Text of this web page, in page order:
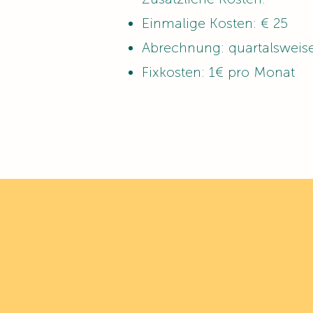
Einmalige Kosten: € 25
Abrechnung:
Fixkosten: 1€ pro Monat